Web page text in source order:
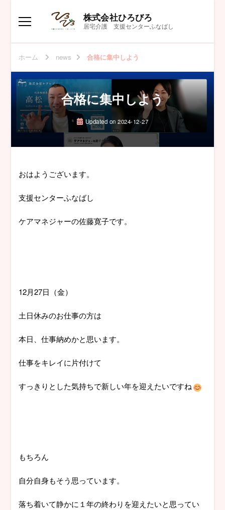
株式会社ひろびろ
居宅介護 支援センターふなばし
ホーム news 合格に集中しよう
合格に集中しよう
Updated on2024-12-27
おはようございます。
支援センターふなばし
ケアマネジャーの佐藤寛子です。
12月27日（金）
土日休みのお仕事の方は
本日、仕事納めかと思います。
仕事をキレイに片付けて
すっきりとした気持ちで新しい年を迎えたいですね
もちろん
自分自身もそう思っています。
落ち着いて静かに１年の終わりを迎えたいと思ってい